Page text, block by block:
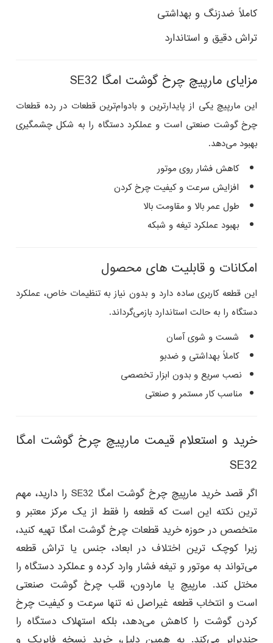
کاملاً ضدزنگ و بهداشتی
تراش دقیق و استاندارد
مزایای مارپیچ چرخ گوشت امگا SE32
این مارپیچ یکی از پایدارترین و بادوام‌ترین قطعات در رده قطعات
چرخ گوشت صنعتی است و عملکرد دستگاه را به شکل چشمگیری
بهبود می‌دهد.
کاهش فشار روی موتور
افزایش سرعت و کیفیت چرخ‌ کردن
طول عمر بالا و مقاومت بالا
بهبود عملکرد تیغه و شبکه
امکانات و قابلیت‌ های محصول
این قطعه کاربری ساده دارد و بدون نیاز به تنظیمات خاص، عملکرد
دستگاه را به حالت استاندارد بازمی‌گرداند.
شست‌ و شوی آسان
کاملاً بهداشتی و ضدبو
نصب سریع و بدون ابزار تخصصی
مناسب کار مستمر و صنعتی
خرید و استعلام قیمت مارپیچ چرخ گوشت امگا
SE32
اگر قصد خرید مارپیچ چرخ گوشت امگا SE32 را دارید، مهم‌
ترین نکته این است که قطعه را فقط از یک مرکز معتبر و
متخصص در حوزه خرید قطعات چرخ گوشت امگا تهیه کنید،
زیرا کوچک‌ ترین اختلاف در ابعاد، جنس یا تراش قطعه
می‌تواند به موتور و تیغه فشار وارد کرده و عملکرد دستگاه را
مختل کند. مارپیچ یا ماردون، قلب چرخ گوشت صنعتی
است و انتخاب قطعه غیراصل نه‌ تنها سرعت و کیفیت چرخ
کردن گوشت را کاهش می‌دهد، بلکه استهلاک دستگاه را